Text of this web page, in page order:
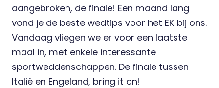
aangebroken, de finale! Een maand lang
vond je de beste wedtips voor het EK bij ons.
Vandaag vliegen we er voor een laatste
maal in, met enkele interessante
sportweddenschappen. De finale tussen
Italië en Engeland, bring it on!